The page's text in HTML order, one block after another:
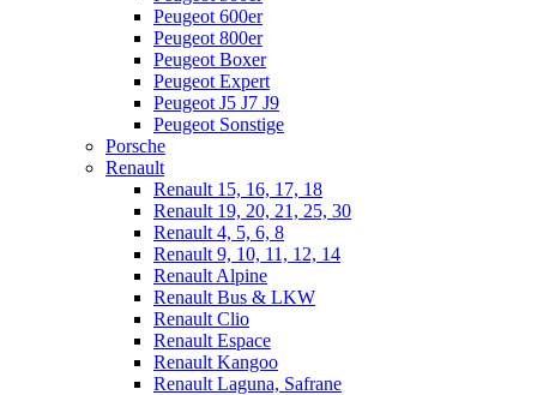
Peugeot 600er
Peugeot 800er
Peugeot Boxer
Peugeot Expert
Peugeot J5 J7 J9
Peugeot Sonstige
Porsche
Renault
Renault 15, 16, 17, 18
Renault 19, 20, 21, 25, 30
Renault 4, 5, 6, 8
Renault 9, 10, 11, 12, 14
Renault Alpine
Renault Bus & LKW
Renault Clio
Renault Espace
Renault Kangoo
Renault Laguna, Safrane